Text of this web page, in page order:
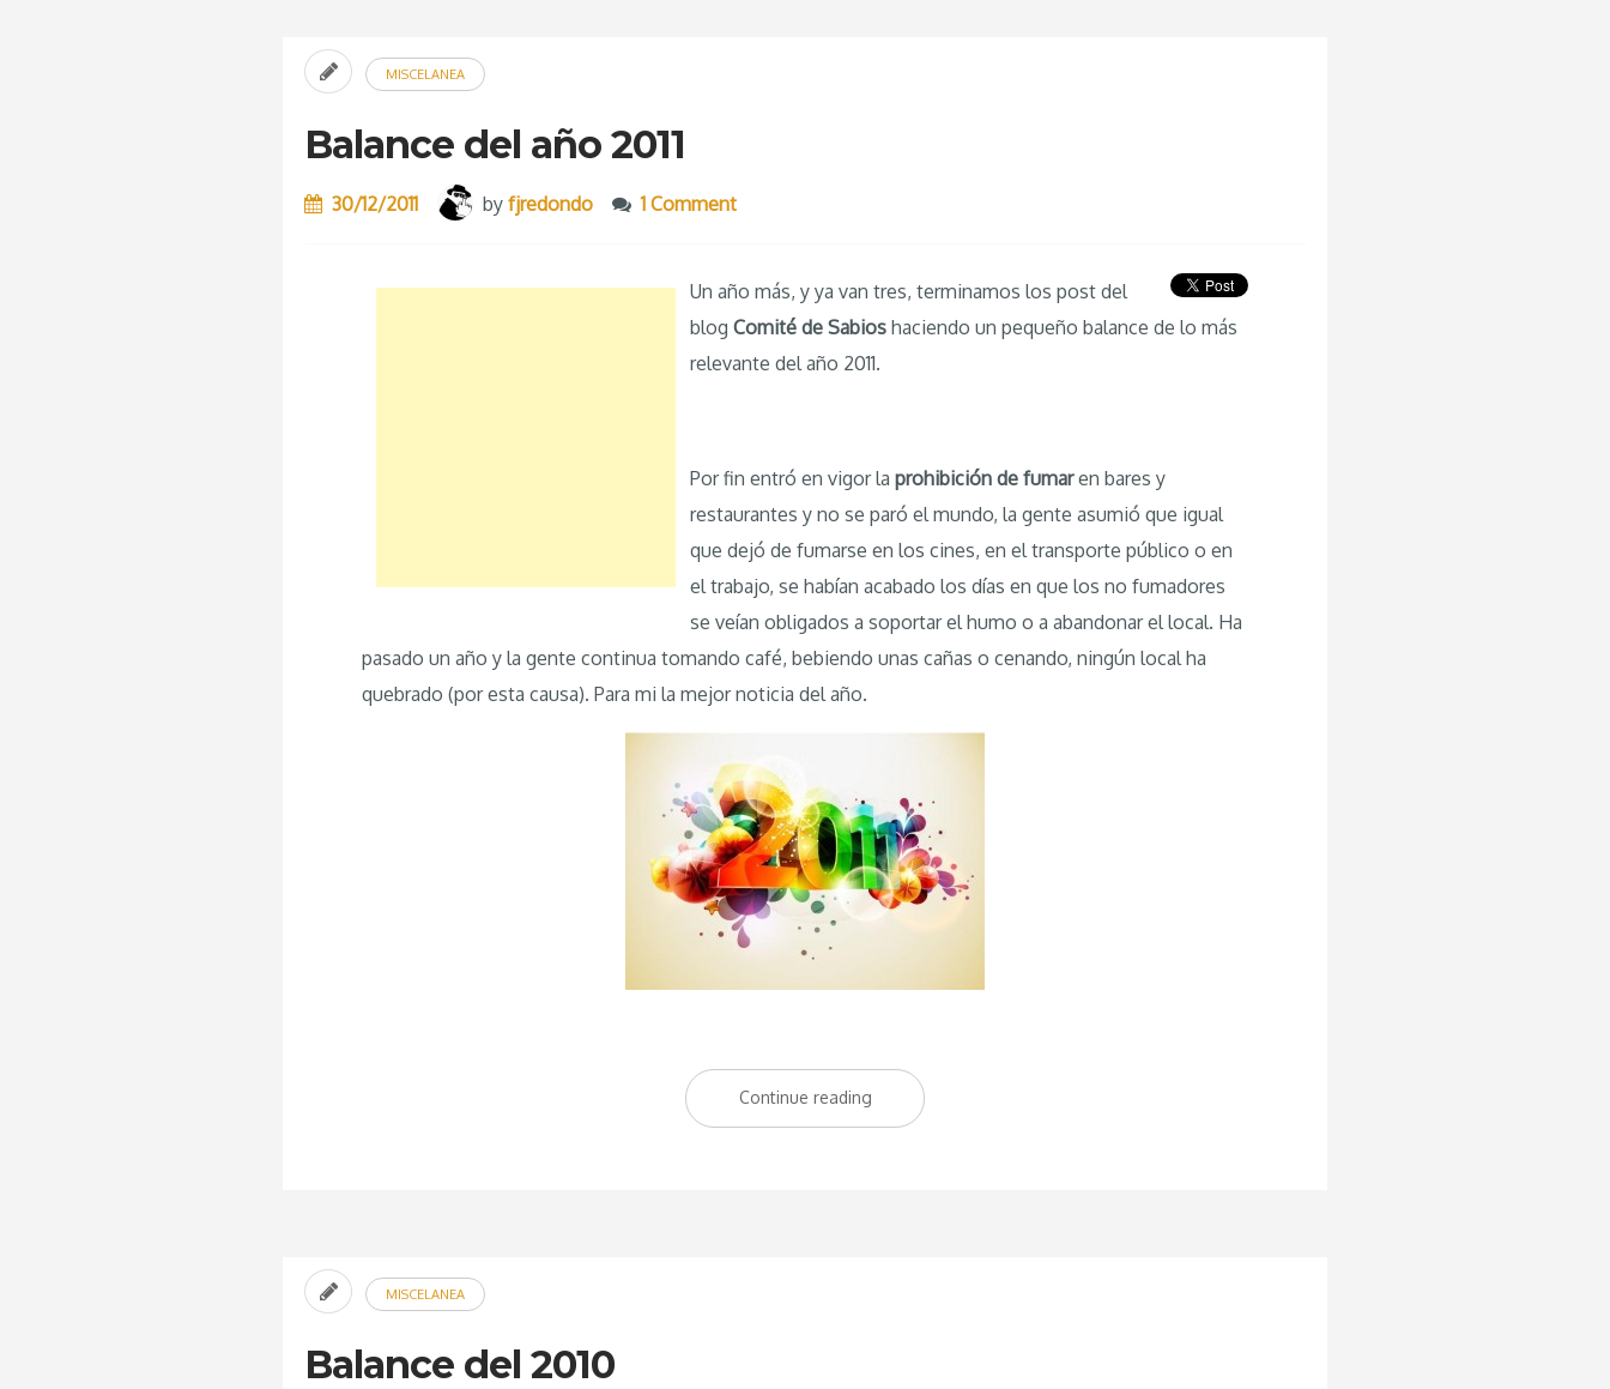
MISCELANEA
Balance del año 2011
30/12/2011 by fjredondo 1 Comment
Un año más, y ya van tres, terminamos los post del
blog Comité de Sabios haciendo un pequeño balance de lo más
relevante del año 2011.
Por fin entró en vigor la prohibición de fumaren bares y
restaurantes y no se paró el mundo, la gente asumió que igual
que dejó de fumarse en los cines, en el transporte público o en
el trabajo, se habían acabado los días en que los no fumadores
se veían obligados a soportar el humo o a abandonar el local. Ha
pasado un año y la gente continua tomando café, bebiendo unas cañas o cenando, ningún local ha
quebrado (por esta causa). Para mi la mejor noticia del año.
Continue reading “Balance
del
MISCELANEA
Balance del 2010